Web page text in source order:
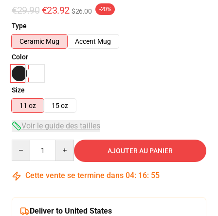
€29.90 €23.92 $26.00 -20%
Type
Ceramic Mug
Accent Mug
Color
Size
11 oz
15 oz
Voir le guide des tailles
AJOUTER AU PANIER
Cette vente se termine dans 04: 16: 54
Deliver to United States